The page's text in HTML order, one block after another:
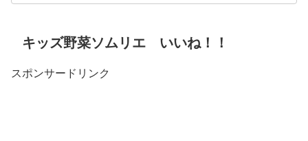
キッズ野菜ソムリエ いいね！！
スポンサードリンク